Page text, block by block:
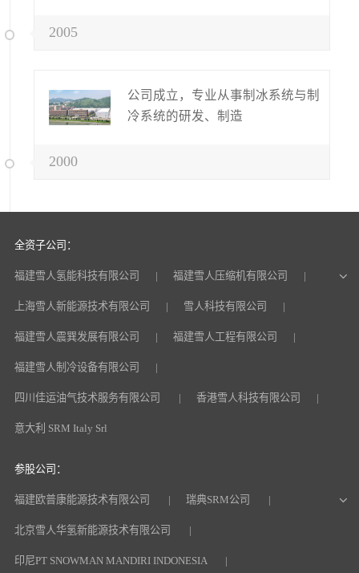
2005
公司成立，专业从事制冰系统与制
冷系统的研发、制造
2000
全资子公司：
福建雪人氢能科技有限公司 福建雪人压缩机有限公司
上海雪人新能源技术有限公司 雪人科技有限公司
福建雪人震巽发展有限公司 福建雪人工程有限公司
福建雪人制冷设备有限公司
四川佳运油气技术服务有限公司 香港雪人科技有限公司
意大利 SRM Italy Srl
参股公司：
福建欧普康能源技术有限公司 瑞典SRM公司
北京雪人华氢新能源技术有限公司
印尼PT SNOWMAN MANDIRI INDONESIA